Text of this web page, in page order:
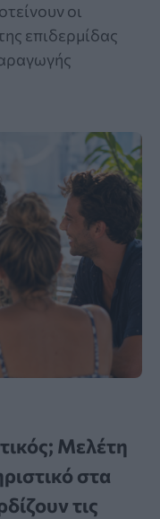
οι
επιδερμίδας
Μελέτη
στα
τις